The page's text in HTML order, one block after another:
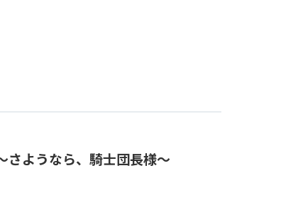
さようなら、騎士団長様～